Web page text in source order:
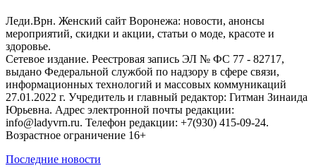
Леди.Врн. Женский сайт Воронежа: новости, анонсы
мероприятий, скидки и акции, статьи о моде, красоте и
здоровье.
Сетевое издание. Реестровая запись ЭЛ № ФС 77 - 82717,
выдано Федеральной службой по надзору в сфере связи,
информационных технологий и массовых коммуникаций
27.01.2022 г. Учредитель и главный редактор: Гитман Зинаида
Юрьевна. Адрес электронной почты редакции:
info@ladyvrn.ru. Телефон редакции: +7(930) 415-09-24.
Возрастное ограничение 16+
Последние новости